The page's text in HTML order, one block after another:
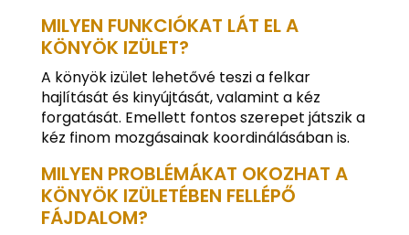
MILYEN FUNKCIÓKAT LÁT EL A
KÖNYÖK IZÜLET?
A könyök izület lehetővé teszi a felkar
hajlítását és kinyújtását, valamint a kéz
forgatását. Emellett fontos szerepet játszik a
kéz finom mozgásainak koordinálásában is.
MILYEN PROBLÉMÁKAT OKOZHAT A
KÖNYÖK IZÜLETÉBEN FELLÉPŐ
FÁJDALOM?